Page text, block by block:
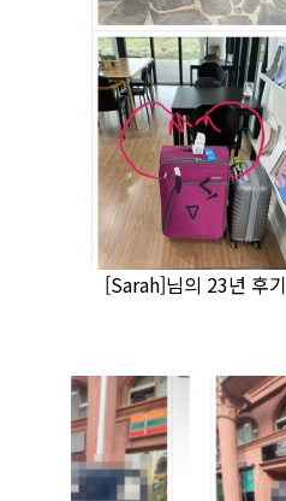
[Sarah]님의 23년 후기